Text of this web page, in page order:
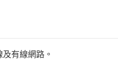
有線網路。